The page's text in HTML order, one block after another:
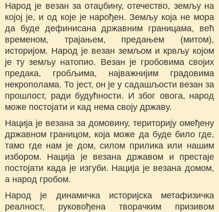
Народ је везан за отаџбину, отечество, земљу на
којој је, и од које је нарођен. Земљу која не мора
да буде дефинисана државним границама, већ
временом, трајањем, предањем (митом),
историјом. Народ је везан земљом и крвљу којом
је ту земљу натопио. Везан је гробовима својих
предака, гробљима, најважнијим градовима
некрополама. То јест, он је у садашљости везан за
прошлост, ради будућности. И због овога, народ
може постојати и кад нема своју државу.
Нација је везана за домовину, територију омеђену
државном границом, која може да буде било где,
тамо где нам је дом, силом прилика или нашим
избором. Нација је везана државом и престаје
постојати када је изгуби. Нација је везана домом,
а народ гробом.
Народ је динамичка историјска метафизичка
реалност, руковођена творачким призивом